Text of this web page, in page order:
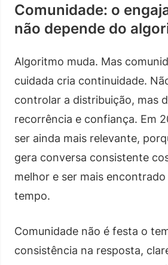
Comunidade: o
não depende do
Algoritmo muda. Mas
cuidada cria continuidade.
controlar a distribuição, mas
recorrência e confiança. Em
ser ainda mais relevante,
gera conversa consistente
melhor e ser mais
tempo.
Comunidade não é festa o
consistência na resposta,